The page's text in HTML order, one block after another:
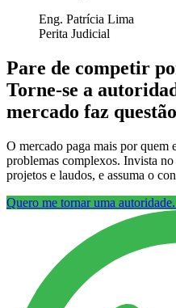
Eng. Patrícia Lima
Perita Judicial
Pare de competir
Torne-se a
mercado faz
O mercado paga mais por quem
problemas complexos. Invista
projetos e laudos, e assuma o
Quero me tornar uma